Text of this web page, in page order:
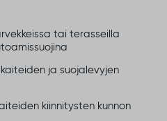
tai terasseilla
ja suojalevyjen
kiinnitysten kunnon